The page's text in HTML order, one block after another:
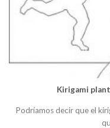
Kirigami
Podríamos decir que el